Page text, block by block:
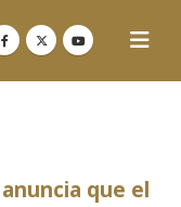
que el